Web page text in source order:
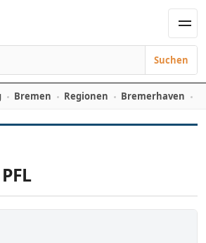
Suchen
Bremen Regionen Bremerhaven
PFL